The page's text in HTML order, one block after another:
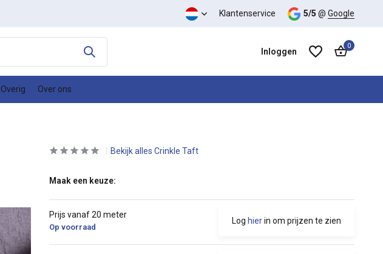
prijs kwaliteit verhouding Klantenservice 5/5 @ Google
Inloggen
0
Overig Over ons
Bekijk alles Crinkle Taft
Maak een keuze:
Prijs vanaf 20 meter
Op voorraad
Log hierin om prijzen te zien